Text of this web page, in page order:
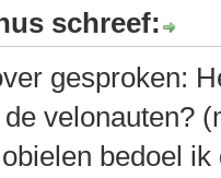
schreef:
gesproken:
velonauten?
bedoel ik